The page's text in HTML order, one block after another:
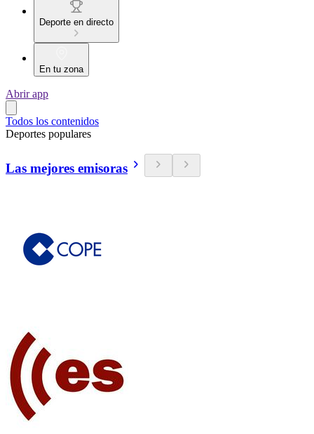
Deporte en directo
En tu zona
Abrir app
Todos los contenidos
Deportes populares
Las mejores emisoras